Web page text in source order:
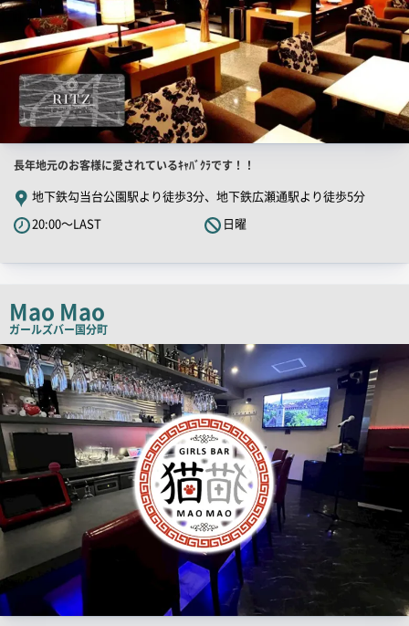
店
舗
PR
キ
コ
ピ
ー
長年地元のお客様に愛されているｷｬﾊﾞｸﾗです！！
地下鉄勾当台公園駅より徒歩3分、地下鉄広瀬通駅より徒歩5分
20:00～LAST
日曜
Mao Mao
ガールズバー国分町
店
舗
PR
画
像